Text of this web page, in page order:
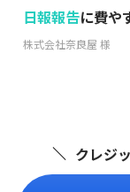
見積・発注書の
リに。業務工数
クレジ